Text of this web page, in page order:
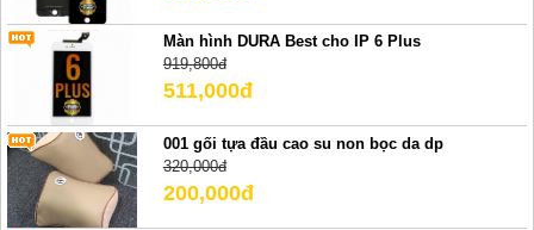
Màn hình DURA Best cho IP 6 Plus
919,800đ
511,000đ
001 gối tựa đầu cao su non bọc da dp
320,000đ
200,000đ